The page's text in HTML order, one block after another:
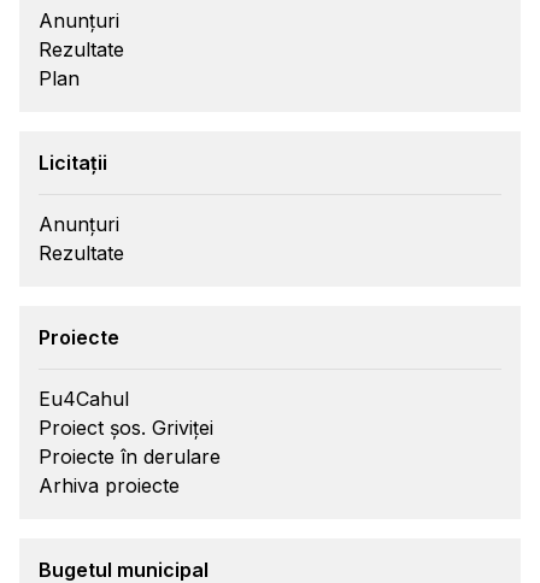
Anunțuri
Rezultate
Plan
Licitații
Anunțuri
Rezultate
Proiecte
Eu4Cahul
Proiect șos. Griviței
Proiecte în derulare
Arhiva proiecte
Bugetul municipal